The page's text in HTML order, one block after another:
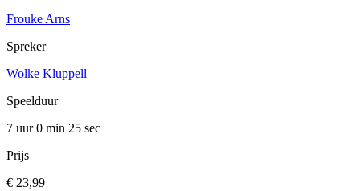
Frouke Arns
Spreker
Wolke Kluppell
Speelduur
7 uur 0 min 25 sec
Prijs
€ 23,99